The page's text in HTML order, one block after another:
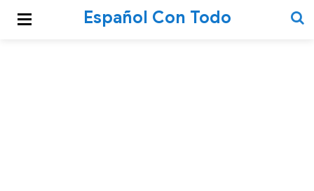
Español Con Todo